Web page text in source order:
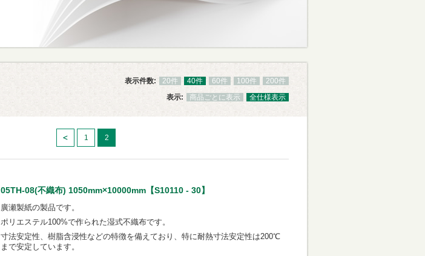
表示件数: 20件 40件 60件 100件
200件
表示:
商品ごとに表示 全仕様表示
1 2
05TH-08(不織布) 1050mm×10000mm【S10110 - 30】
廣瀬製紙の製品です。
ポリエステル100%で作られた湿式不織布です。
寸法安定性、樹脂含浸性などの特徴を備えており、 特に耐熱寸法安定性は200℃
まで安定しています。